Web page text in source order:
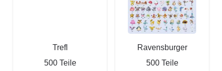
Trefl
500 Teile
Ravensburger
500 Teile